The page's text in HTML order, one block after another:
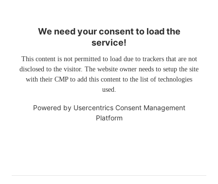
We need your consent to load the
service!
This content is not permitted to load due to trackers that are not
disclosed to the visitor. The website owner needs to setup the site
with their CMP to add this content to the list of technologies
used.
Powered by Usercentrics Consent Management
Platform